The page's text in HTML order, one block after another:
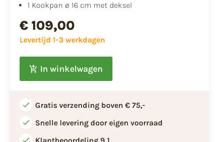
1 Kookpan ø 16 cm met deksel
€ 109,00
Levertijd 1-3 werkdagen
In winkelwagen
Gratis verzending boven € 75,-
Snelle levering door eigen voorraad